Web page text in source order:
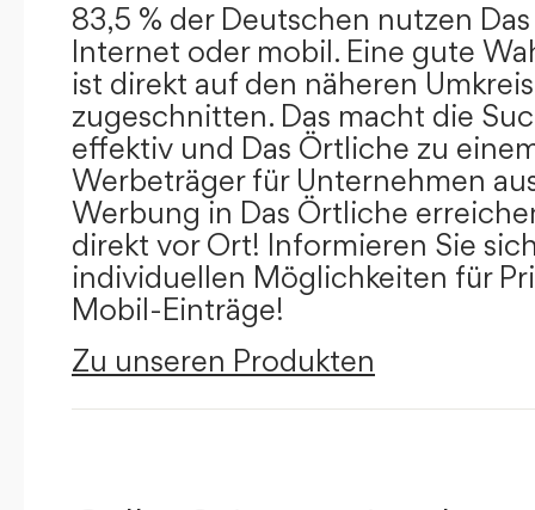
83,5 % der Deutschen nutzen
Internet oder mobil. Eine gute
ist direkt auf den näheren
zugeschnitten. Das macht die
effektiv und Das Örtliche zu
Werbeträger für Unternehmen
Werbung in Das Örtliche
direkt vor Ort! Informieren Sie
individuellen Möglichkeiten für
Mobil-Einträge!
Zu unseren Produkten